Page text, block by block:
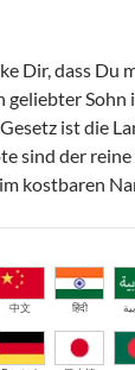
Dir, dass Du
geliebter Sohn
ist die
sind der reine
kostbaren
中文 हिंदी